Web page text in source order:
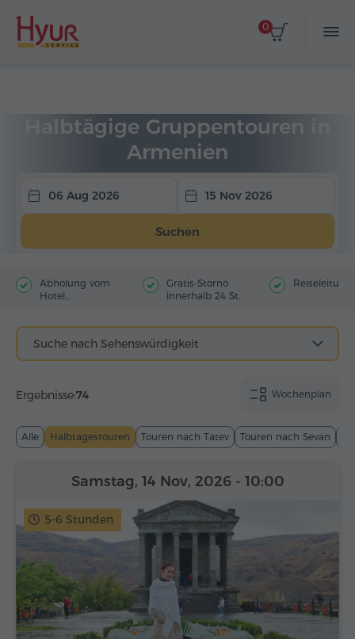
0
Halbtägige Gruppentouren in
Armenien
06 Aug 2026 15 Nov 2026
Suchen
Abholung vom
Hotel
Gratis-Storno
innerhalb 24 St.
Reiseleitung
Suche nach Sehenswürdigkeit
Wochenplan
Ergebnisse:74
Alle Halbtagestouren Touren nach Tatev Touren nach Sevan
5-6 Stunden
Samstag, 14 Nov, 2026 - 10:00